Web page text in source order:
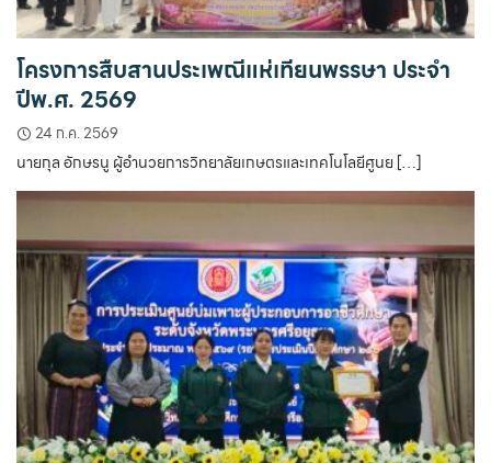
โครงการสืบสานประเพณีแห่เทียนพรรษา ประจำ
ปีพ.ศ. 2569
24 ก.ค. 2569
นายกุล อักษรนู ผู้อำนวยการวิทยาลัยเกษตรและเทคโนโลยีศูนย […]